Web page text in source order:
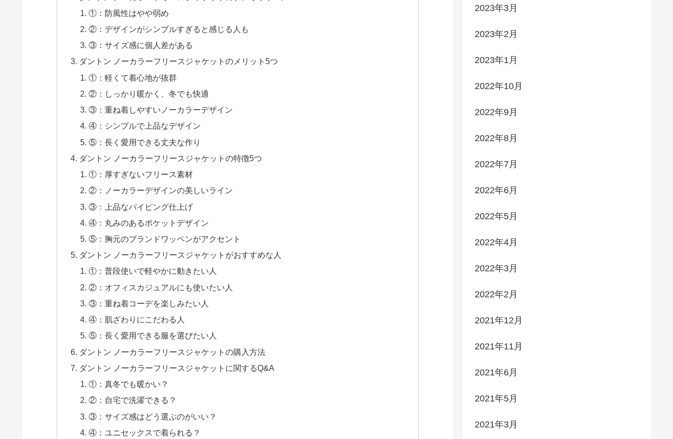
①：防風性はやや弱め
②：デザインがシンプルすぎると感じる人も
③：サイズ感に個人差がある
ダントン ノーカラーフリースジャケットのメリット5つ
①：軽くて着心地が抜群
②：しっかり暖かく、冬でも快適
③：重ね着しやすいノーカラーデザイン
④：シンプルで上品なデザイン
⑤：長く愛用できる丈夫な作り
ダントン ノーカラーフリースジャケットの特徴5つ
①：厚すぎないフリース素材
②：ノーカラーデザインの美しいライン
③：上品なパイピング仕上げ
④：丸みのあるポケットデザイン
⑤：胸元のブランドワッペンがアクセント
ダントン ノーカラーフリースジャケットがおすすめな人
①：普段使いで軽やかに動きたい人
②：オフィスカジュアルにも使いたい人
③：重ね着コーデを楽しみたい人
④：肌ざわりにこだわる人
⑤：長く愛用できる服を選びたい人
ダントン ノーカラーフリースジャケットの購入方法
ダントン ノーカラーフリースジャケットに関するQ&A
①：真冬でも暖かい？
②：自宅で洗濯できる？
③：サイズ感はどう選ぶのがいい？
④：ユニセックスで着られる？
2023年3月
2023年2月
2023年1月
2022年10月
2022年9月
2022年8月
2022年7月
2022年6月
2022年5月
2022年4月
2022年3月
2022年2月
2021年12月
2021年11月
2021年6月
2021年5月
2021年3月